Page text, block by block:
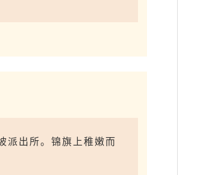
派出所。锦旗上稚嫩而